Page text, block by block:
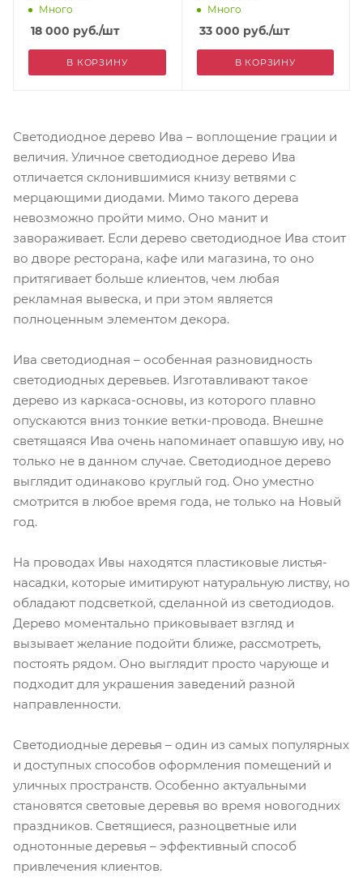
Много
18 000 руб./шт
В КОРЗИНУ
Много
33 000 руб./шт
В КОРЗИНУ
Светодиодное дерево Ива – воплощение грации и
величия. Уличное светодиодное дерево Ива
отличается склонившимися книзу ветвями с
мерцающими диодами. Мимо такого дерева
невозможно пройти мимо. Оно манит и
завораживает. Если дерево светодиодное Ива стоит
во дворе ресторана, кафе или магазина, то оно
притягивает больше клиентов, чем любая
рекламная вывеска, и при этом является
полноценным элементом декора.
Ива светодиодная – особенная разновидность
светодиодных деревьев. Изготавливают такое
дерево из каркаса-основы, из которого плавно
опускаются вниз тонкие ветки-провода. Внешне
светящаяся Ива очень напоминает опавшую иву, но
только не в данном случае. Светодиодное дерево
выглядит одинаково круглый год. Оно уместно
смотрится в любое время года, не только на Новый
год.
На проводах Ивы находятся пластиковые листья-
насадки, которые имитируют натуральную листву, но
обладают подсветкой, сделанной из светодиодов.
Дерево моментально приковывает взгляд и
вызывает желание подойти ближе, рассмотреть,
постоять рядом. Оно выглядит просто чарующе и
подходит для украшения заведений разной
направленности.
Светодиодные деревья – один из самых популярных
и доступных способов оформления помещений и
уличных пространств. Особенно актуальными
становятся световые деревья во время новогодних
праздников. Светящиеся, разноцветные или
однотонные деревья – эффективный способ
привлечения клиентов.